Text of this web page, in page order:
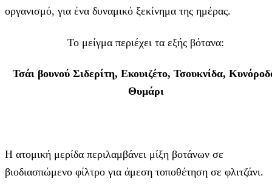
οργανισμό, για ένα δυναμικό ξεκίνημα της ημέρας.
Το μείγμα περιέχει τα εξής βότανα:
Τσάι βουνού Σιδερίτη, Εκουιζέτο, Τσουκνίδα,
Θυμάρι
Η ατομική μερίδα περιλαμβάνει μίξη βοτάνων σε
βιοδιασπώμενο φίλτρο για άμεση τοποθέτηση σε φλιτζάνι.